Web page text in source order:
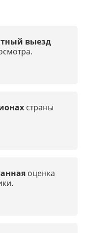
выезд
страны
оценка